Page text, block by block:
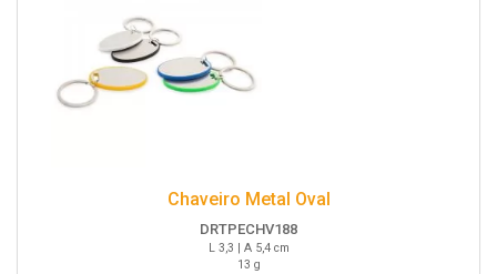
Chaveiro Metal Oval
DRTPECHV188
L 3,3 | A 5,4 cm
13 g